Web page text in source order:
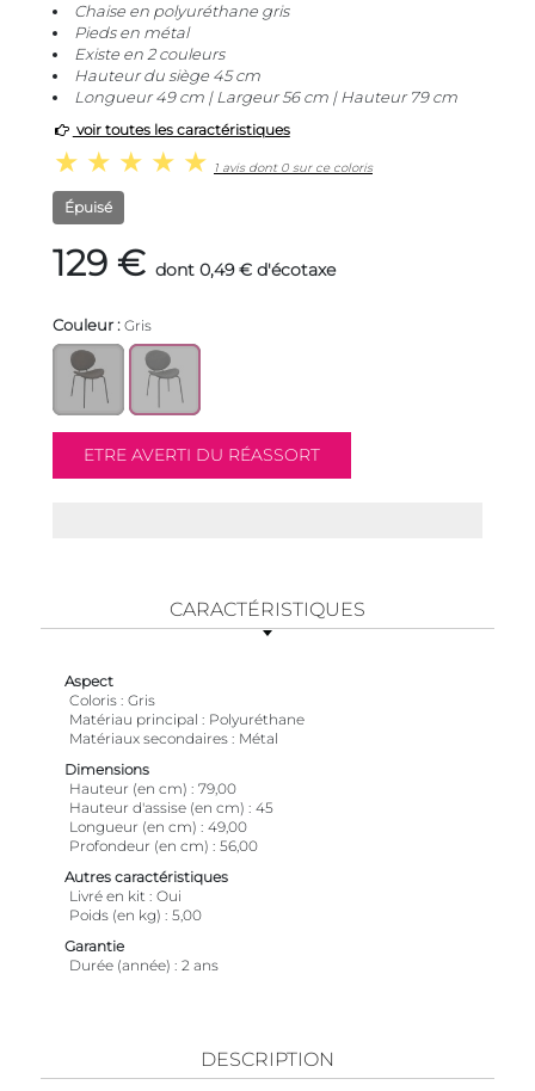
Chaise en polyuréthane gris
Pieds en métal
Existe en 2 couleurs
Hauteur du siège 45 cm
Longueur 49 cm | Largeur 56 cm | Hauteur 79 cm
voir toutes les caractéristiques
1 avis dont 0 sur ce coloris
Épuisé
129 € dont 0,49 € d'écotaxe
Couleur : Gris
CARACTÉRISTIQUES
Aspect
Coloris Gris
Matériau principal
Polyuréthane
Matériaux secondaires
Métal
Dimensions
Hauteur (en cm)
79,00
Hauteur d'assise (en cm)
45
Longueur (en cm)
49,00
Profondeur (en cm)
56,00
Autres caractéristiques
Livré en kit
Oui
Poids (en kg)
5,00
Garantie
Durée (année)
2 ans
DESCRIPTION